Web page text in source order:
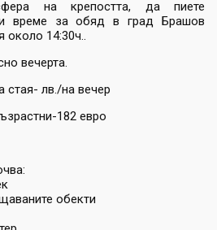
на крепостта, да пиете
и време за обяд в град Брашов
около 14:30ч..
вечерта.
лв./на вечер
182 евро
обекти